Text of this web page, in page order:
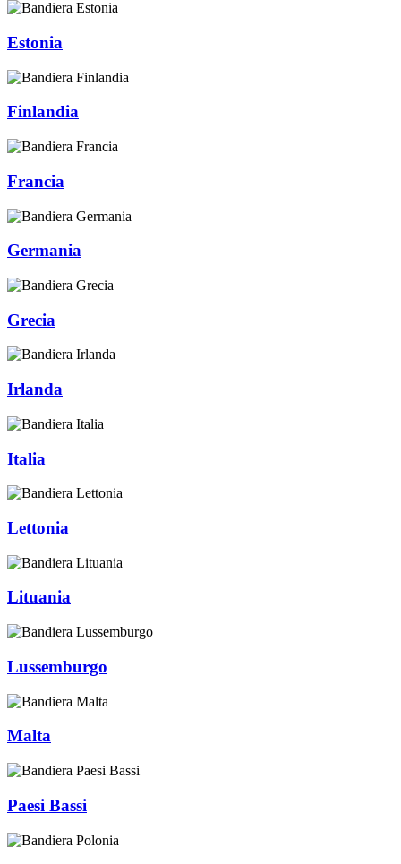
Estonia
Finlandia
Francia
Germania
Grecia
Irlanda
Italia
Lettonia
Lituania
Lussemburgo
Malta
Paesi Bassi